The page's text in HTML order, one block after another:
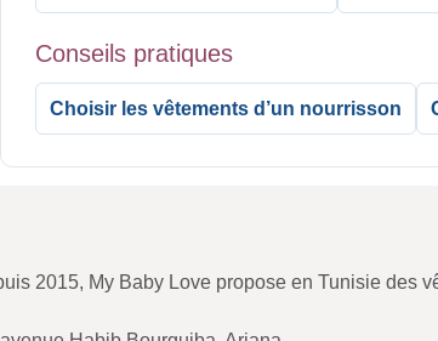
Conseils pratiques
Choisir les vêtements d’un nourrisson
2015, My Baby Love propose en Tunisie des